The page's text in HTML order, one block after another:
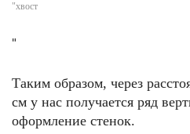
"хвост
"
Таким образом, через
см у нас получается ряд
оформление стенок.